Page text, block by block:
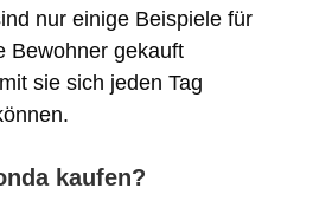
nur einige Beispiele für
Bewohner gekauft
sie sich jeden Tag
kaufen?